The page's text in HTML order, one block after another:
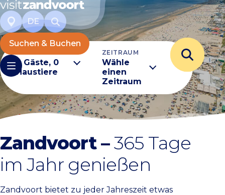
DE
Suchen & Buchen
2 Gäste, 0
Haustiere
ZEITRAUM
Wähle
einen
Zeitraum
Zandvoort –365 Tage
im Jahr genießen
Zandvoort bietet zu jeder Jahreszeit etwas